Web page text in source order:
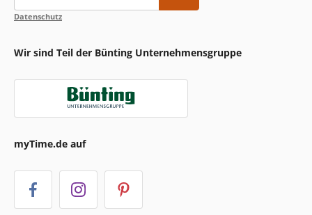
Datenschutz
Wir sind Teil der Bünting Unternehmensgruppe
myTime.de auf